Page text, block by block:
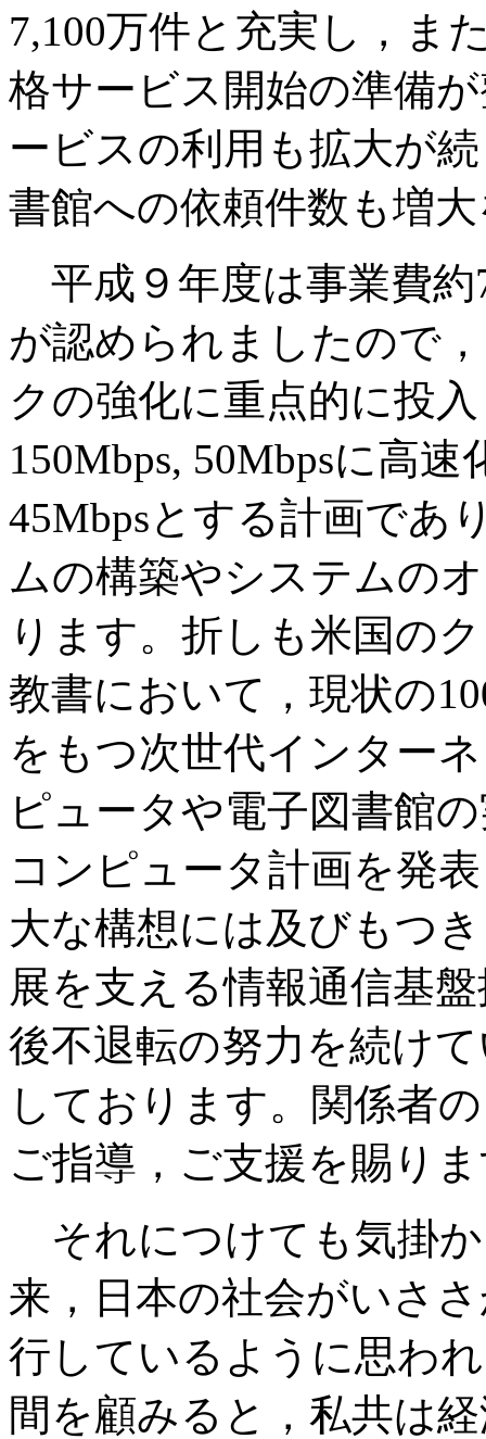
7,100万件と充実し，ま
格サービス開始の準備
ービスの利用も拡大が
書館への依頼件数も増
平成９年度は事業費約
が認められましたので
クの強化に重点的に投
150Mbps, 50Mbpsに高
45Mbpsとする計画であ
ムの構築やシステムの
ります。折しも米国の
教書において，現状の
をもつ次世代インター
ピュータや電子図書館
コンピュータ計画を発
大な構想には及びもつ
展を支える情報通信基
後不退転の努力を続け
しております。関係者
ご指導，ご支援を賜り
それにつけても気掛
来，日本の社会がいさ
行しているように思わ
間を顧みると，私共は